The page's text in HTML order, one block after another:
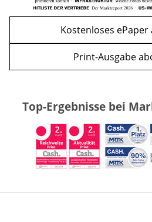
Kostenloses
Print-Ausgabe
Top-Ergebnisse bei